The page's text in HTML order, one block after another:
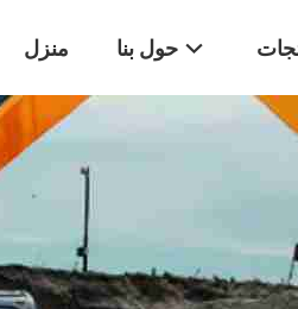
منزل حول بنا